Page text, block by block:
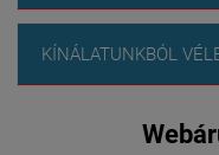
KÍNÁLATUNKBÓL